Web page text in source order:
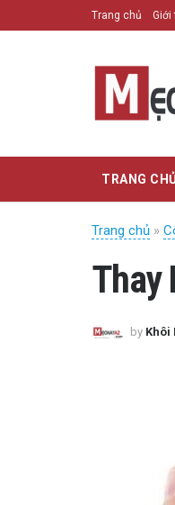
Trang chủ Giới
TRANG
Trang chủ »
Thay
by Khôi